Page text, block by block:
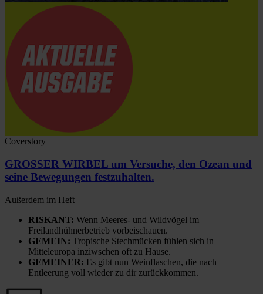
Coverstory
GROSSER WIRBEL um Versuche, den Ozean und
seine Bewegungen festzuhalten.
Außerdem im Heft
RISKANT: Wenn Meeres- und Wildvögel im
Freilandhühnerbetrieb vorbeischauen.
GEMEIN: Tropische Stechmücken fühlen sich in
Mitteleuropa inziwschen oft zu Hause.
GEMEINER: Es gibt nun Weinflaschen, die nach
Entleerung voll wieder zu dir zurückkommen.